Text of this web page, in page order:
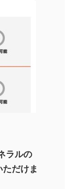
ラルの
だけま